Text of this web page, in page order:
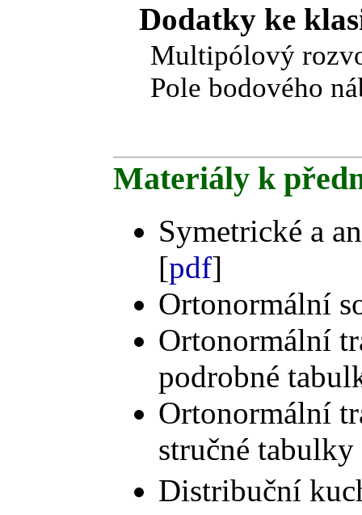
Dodatky ke
Multipólový
Pole bodového
Materiály k
Symetrické a
[pdf]
Ortonormální
Ortonormální
podrobné
Ortonormální
stručné
Distribuční